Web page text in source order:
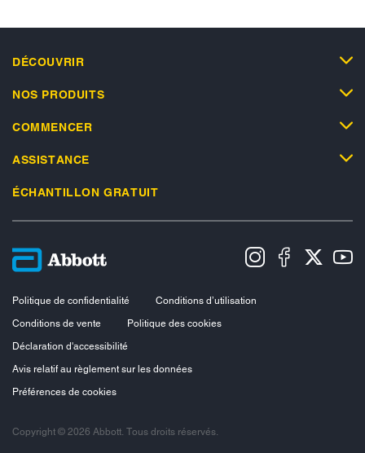
DÉCOUVRIR
NOS PRODUITS
COMMENCER
ASSISTANCE
ÉCHANTILLON GRATUIT
Politique de confidentialité
Conditions d’utilisation
Conditions de vente
Politique des cookies
Déclaration d'accessibilité
Avis relatif au règlement sur les données
Préférences de cookies
Copyright © 2026 Abbott. Tous droits réservés.